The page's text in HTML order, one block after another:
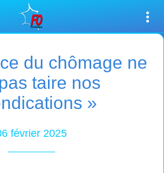
du chômage ne
taire nos
»
février 2025